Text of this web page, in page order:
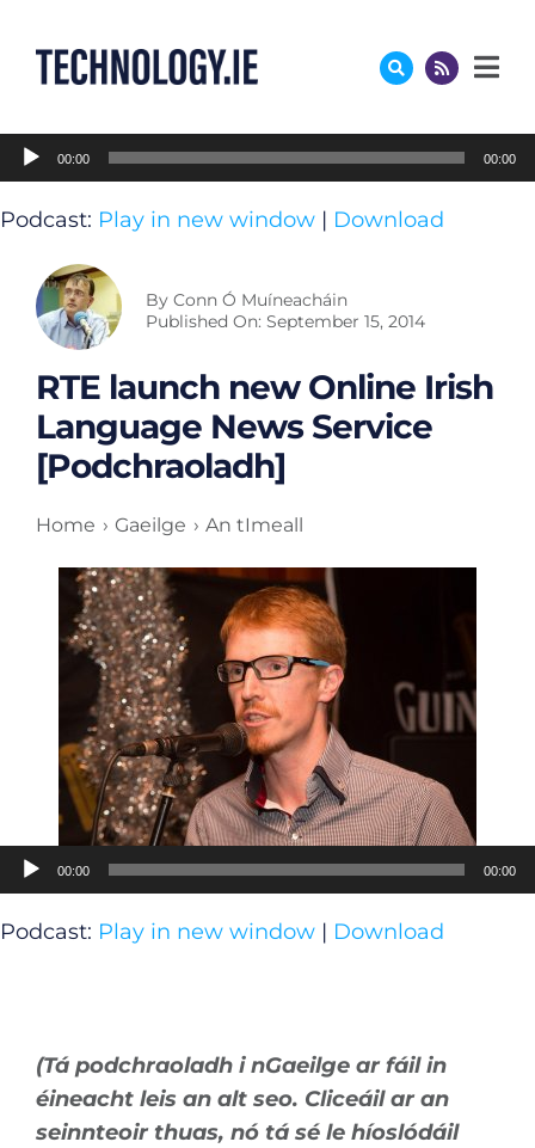
content
Audio
Player
00:00 00:00
Podcast: Play in new window | Download
By Conn Ó Muíneacháin
Published On: September 15, 2014
RTE launch new Online Irish
Language News Service
[Podchraoladh]
Home Gaeilge An tImeall
Audio
Player
00:00 00:00
Podcast: Play in new window | Download
(Tá podchraoladh i nGaeilge ar fáil in
éineacht leis an alt seo. Cliceáil ar an
seinnteoir thuas, nó tá sé le híoslódáil